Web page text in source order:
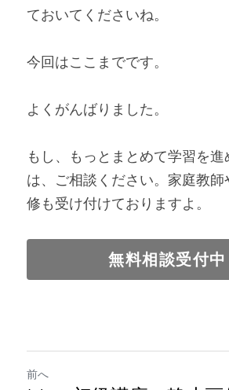
ておいてくださいね。
今回はここまでです。
よくがんばりました。
もし、もっとまとめて学習を進
は、ご相談ください。家庭教
修も受け付けておりますよ。
無料相談受付中
前へ